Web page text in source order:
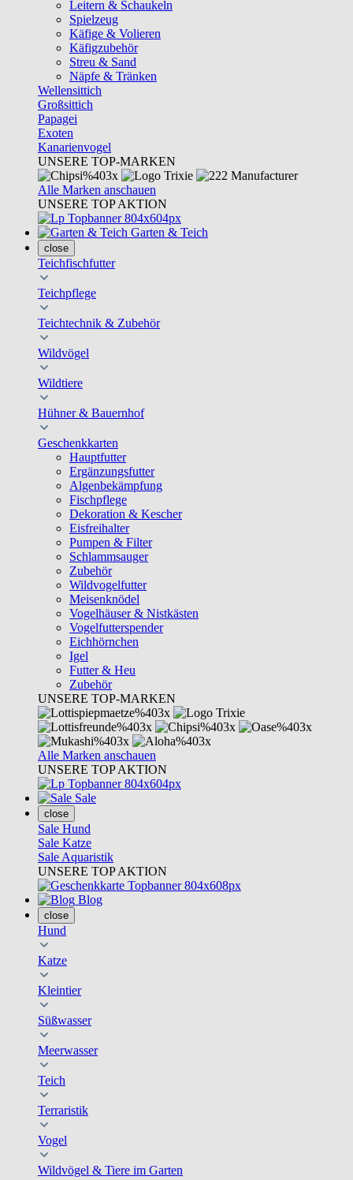
Leitern & Schaukeln
Spielzeug
Käfige & Volieren
Käfigzubehör
Streu & Sand
Näpfe & Tränken
Wellensittich
Großsittich
Papagei
Exoten
Kanarienvogel
UNSERE TOP-MARKEN
Alle Marken anschauen
UNSERE TOP AKTION
Garten & Teich
close
Teichfischfutter
Teichpflege
Teichtechnik & Zubehör
Wildvögel
Wildtiere
Hühner & Bauernhof
Geschenkkarten
Hauptfutter
Ergänzungsfutter
Algenbekämpfung
Fischpflege
Dekoration & Kescher
Eisfreihalter
Pumpen & Filter
Schlammsauger
Zubehör
Wildvogelfutter
Meisenknödel
Vogelhäuser & Nistkästen
Vogelfutterspender
Eichhörnchen
Igel
Futter & Heu
Zubehör
UNSERE TOP-MARKEN
Alle Marken anschauen
UNSERE TOP AKTION
Sale
close
Sale Hund
Sale Katze
Sale Aquaristik
UNSERE TOP AKTION
Blog
close
Hund
Katze
Kleintier
Süßwasser
Meerwasser
Teich
Terraristik
Vogel
Wildvögel & Tiere im Garten